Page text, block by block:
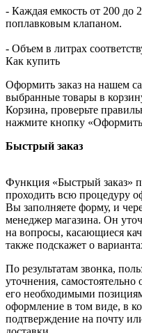
- Каждая емкость от 200 до
поплавковым клапаном.
- Объем в литрах
Как купить
Оформить заказ на нашем
выбранные товары в
Корзина, проверьте
нажмите кнопку «Оформить
Быстрый заказ
Функция «Быстрый заказ»
проходить всю процедуру
Вы заполняете форму, и
менеджер магазина. Он
на вопросы, касающиеся
также подскажет о
По результатам звонка,
уточнения, самостоятельно
его необходимыми
оформление в том виде, в
подтверждение на почту